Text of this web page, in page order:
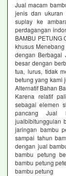
Jual macam
jenis dan ukuran
suplay ke
perdagangan
BAMBU PETUNG
khusus
dengan Berbagai
besar dengan
tua, lurus, tidak
betung yang kami
Alternatif Bahan
Karena relatif
sebagai elemen
pancang Jual
jualbibitunggulan
jaringan bambu
sampai tahun
dengan jual
bambu petung
bambu petung
bambu petung